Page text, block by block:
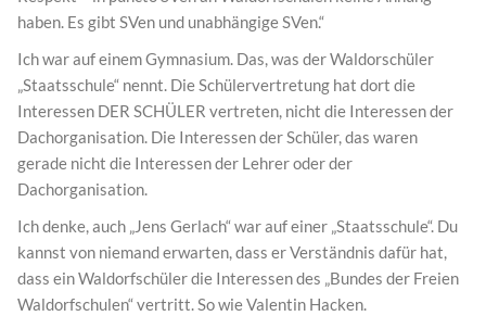
haben. Es gibt SVen und unabhängige SVen.“
Ich war auf einem Gymnasium. Das, was der Waldorschüler
„Staatsschule“ nennt. Die Schülervertretung hat dort die
Interessen DER SCHÜLER vertreten, nicht die Interessen der
Dachorganisation. Die Interessen der Schüler, das waren
gerade nicht die Interessen der Lehrer oder der
Dachorganisation.
Ich denke, auch „Jens Gerlach“ war auf einer „Staatsschule“. Du
kannst von niemand erwarten, dass er Verständnis dafür hat,
dass ein Waldorfschüler die Interessen des „Bundes der Freien
Waldorfschulen“ vertritt. So wie Valentin Hacken.